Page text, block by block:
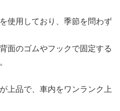
使用しており、季節を問わず
面のゴムやフックで固定する
上品で、車内をワンランク上